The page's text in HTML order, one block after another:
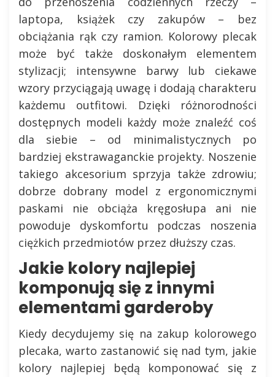
laptopa, książek czy zakupów – bez
obciążania rąk czy ramion. Kolorowy plecak
może być także doskonałym elementem
stylizacji; intensywne barwy lub ciekawe
wzory przyciągają uwagę i dodają charakteru
każdemu outfitowi. Dzięki różnorodności
dostępnych modeli każdy może znaleźć coś
dla siebie – od minimalistycznych po
bardziej ekstrawaganckie projekty. Noszenie
takiego akcesorium sprzyja także zdrowiu;
dobrze dobrany model z ergonomicznymi
paskami nie obciąża kręgosłupa ani nie
powoduje dyskomfortu podczas noszenia
ciężkich przedmiotów przez dłuższy czas.
Jakie kolory najlepiej
komponują się z innymi
elementami garderoby
Kiedy decydujemy się na zakup kolorowego
plecaka, warto zastanowić się nad tym, jakie
kolory najlepiej będą komponować się z